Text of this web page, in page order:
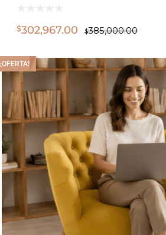
$385,000.00
$302,967.00
¡OFERTA!